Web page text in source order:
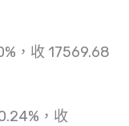
，收 17569.68
，收